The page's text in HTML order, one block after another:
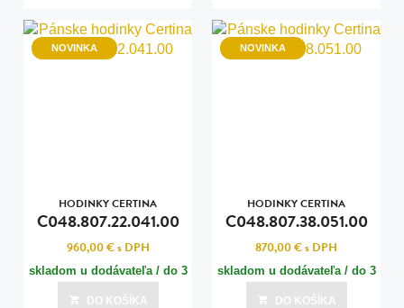
NOVINKA
HODINKY CERTINA
C048.807.22.041.00
960,00 €s DPH
skladom u dodávateľa / do 3
dní
DO KOŠÍKA
NOVINKA
HODINKY CERTINA
C048.807.38.051.00
870,00 €s DPH
skladom u dodávateľa / do 3
dní
DO KOŠÍKA